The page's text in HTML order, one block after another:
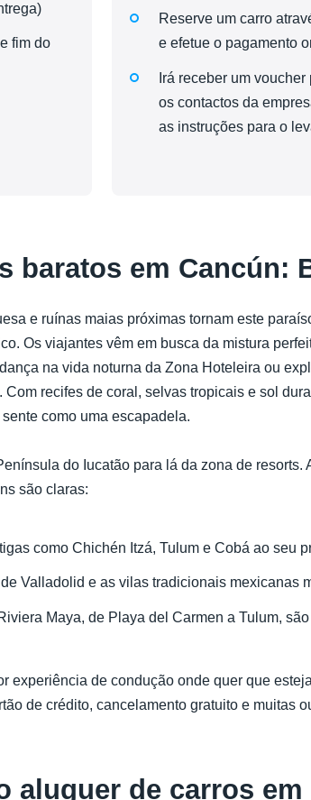
fim do
Reserve um carro
e efetue o pagamento
Irá receber um
os contactos da
as instruções para o
baratos em Cancún:
e ruínas maias próximas tornam este
Os viajantes vêm em busca da mistura
na vida noturna da Zona Hoteleira ou
recifes de coral, selvas tropicais e sol
como uma escapadela.
do Iucatão para lá da zona de
são claras:
como Chichén Itzá, Tulum e Cobá ao seu
Valladolid e as vilas tradicionais mexicanas
Maya, de Playa del Carmen a Tulum,
experiência de condução onde quer que
de crédito, cancelamento gratuito e muitas
aluguer de carros em